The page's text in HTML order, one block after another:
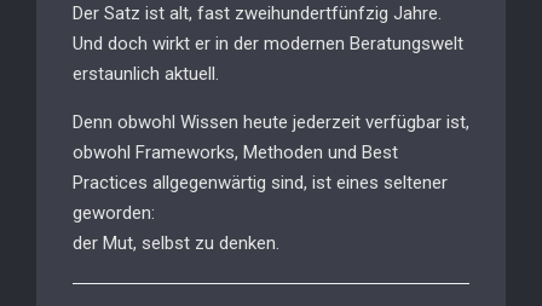
Der Satz ist alt, fast zweihundertfünfzig Jahre.
Und doch wirkt er in der modernen Beratungswelt
erstaunlich aktuell.
Denn obwohl Wissen heute jederzeit verfügbar ist,
obwohl Frameworks, Methoden und Best
Practices allgegenwärtig sind, ist eines seltener
geworden:
der Mut, selbst zu denken.